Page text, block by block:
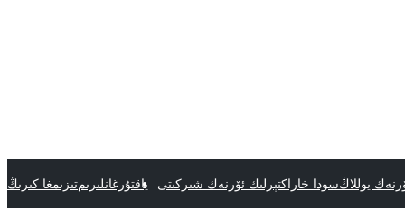
يوللاڭسودا خاراكتېرلىك ئۆرنەك شىركىتى ياقتۇرغانلىرىمتىزىمغا كىرىڭ